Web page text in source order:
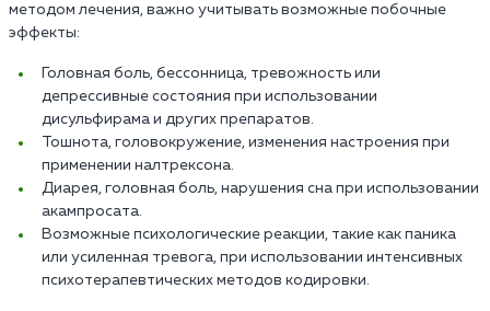
методом лечения, важно учитывать возможные побочные
эффекты:
Головная боль, бессонница, тревожность или
депрессивные состояния при использовании
дисульфирама и других препаратов.
Тошнота, головокружение, изменения настроения при
применении налтрексона.
Диарея, головная боль, нарушения сна при использовании
акампросата.
Возможные психологические реакции, такие как паника
или усиленная тревога, при использовании интенсивных
психотерапевтических методов кодировки.